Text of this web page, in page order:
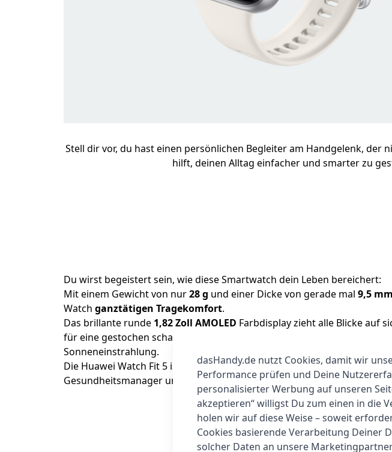
Stell dir vor, du hast einen persönlichen Begleiter am Handgelenk,
hilft, deinen Alltag einfacher und smarter zu
Du wirst begeistert sein, wie diese Smartwatch dein Leben bereichert:
Mit einem Gewicht von nur28 g und einer Dicke von gerade mal 9,5 mm
Watch ganztätigen Tragekomfort.
Das brillante runde 1,82 Zoll AMOLED Farbdisplay zieht alle Blicke auf
für eine gestochen scharfe Darstellung deiner Daten, selbst bei direkter
Sonneneinstrahlung.
Die Huawei Watch Fit 5 ist mehr als nur ein Gadget – sie ist dein
Gesundheitsmanager und dein smarter Helfer in einem.
dasHandy.de nutzt Cookies, damit wir
Performance prüfen und Deine
personalisierter Werbung auf unseren
akzeptieren“ willigst Du zum einen in die
holen wir auf diese Weise – soweit
Cookies basierende Verarbeitung Deiner
solcher Daten an unsere